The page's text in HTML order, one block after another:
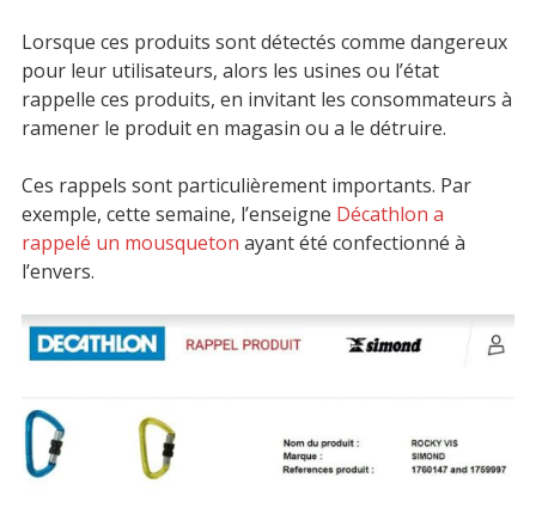
Lorsque ces produits sont détectés comme dangereux
pour leur utilisateurs, alors les usines ou l’état
rappelle ces produits, en invitant les consommateurs à
ramener le produit en magasin ou a le détruire.
Ces rappels sont particulièrement importants. Par
exemple, cette semaine, l’enseigne Décathlon a
rappelé un mousqueton ayant été confectionné à
l’envers.